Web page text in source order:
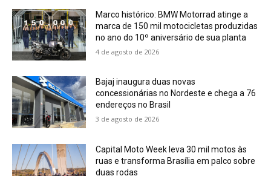
Marco histórico: BMW Motorrad atinge a
marca de 150 mil motocicletas produzidas
no ano do 10º aniversário de sua planta
4 de agosto de 2026
Bajaj inaugura duas novas
concessionárias no Nordeste e chega a 76
endereços no Brasil
3 de agosto de 2026
Capital Moto Week leva 30 mil motos às
ruas e transforma Brasília em palco sobre
duas rodas